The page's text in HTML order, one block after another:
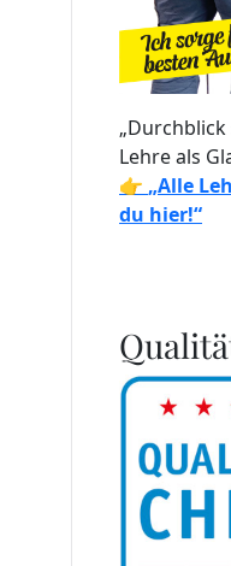
Lehre als
👉 „Alle
du hier!“